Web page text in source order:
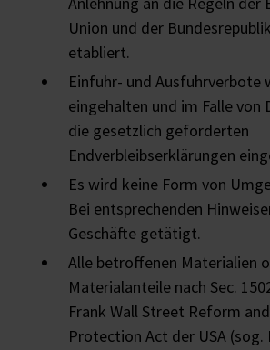
Union und der
etabliert.
Einfuhr- und Ausfuhrverbote
eingehalten und im Falle von
die gesetzlich geforderten
Endverbleibserklärungen
Es wird keine Form von
Bei entsprechenden
Geschäfte getätigt.
Alle betroffenen Materialien
Materialanteile nach Sec.
Frank Wall Street Reform
Protection Act der USA (sog.